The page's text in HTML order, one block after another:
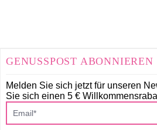
GENUSSPOST ABONNIEREN
Melden Sie sich jetzt für unseren
Sie sich einen 5 €